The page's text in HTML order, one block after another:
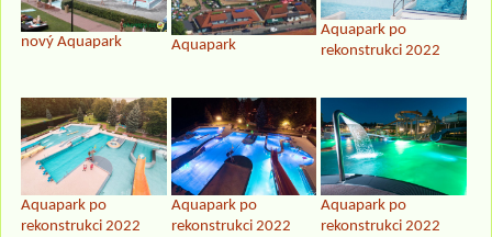
nový Aquapark Aquapark
Aquapark po
rekonstrukci 2022
Aquapark po
rekonstrukci 2022
Aquapark po
rekonstrukci 2022
Aquapark po
rekonstrukci 2022